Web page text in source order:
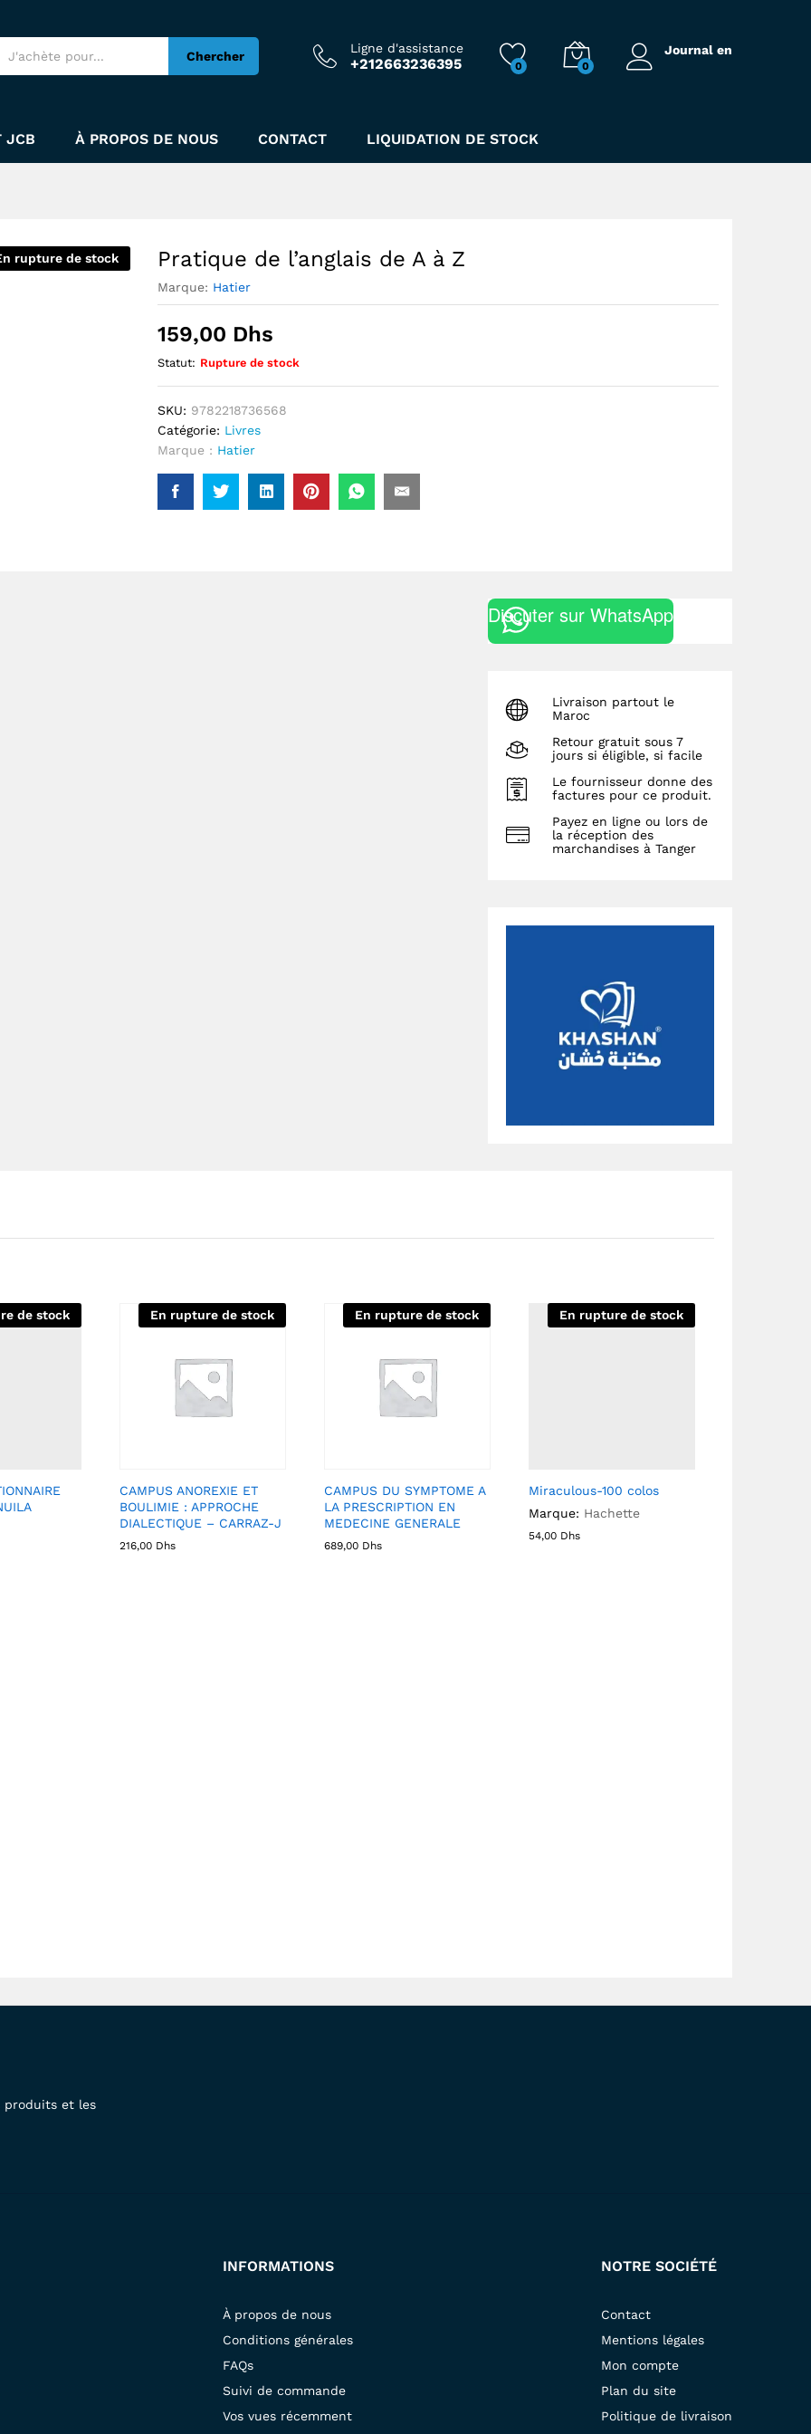
Chercher
Ligne d'assistance
+212663236395 0 0
Journal en
JCB À PROPOS DE NOUS CONTACT LIQUIDATION DE STOCK
rupture de stock Pratique de l’anglais de A à Z
Marque: Hatier
159,00 Dhs
Statut: Rupture de stock
SKU: 9782218736568
Catégorie: Livres
Marque : Hatier
Discuter sur WhatsApp
Livraison partout le
Maroc
Retour gratuit sous 7
jours si éligible, si facile
Le fournisseur donne des
factures pour ce produit.
Payez en ligne ou lors de
la réception des
marchandises à Tanger
de stock En rupture de stock
CAMPUS ANOREXIE ET
BOULIMIE : APPROCHE
DIALECTIQUE – CARRAZ-J
216,00 Dhs
En rupture de stock
CAMPUS DU SYMPTOME A
LA PRESCRIPTION EN
MEDECINE GENERALE
689,00 Dhs
En rupture de stock
Miraculous-100 colos
Marque: Hachette
54,00 Dhs
produits et les
INFORMATIONS
À propos de nous
Conditions générales
FAQs
Suivi de commande
Vos vues récemment
NOTRE SOCIÉTÉ
Contact
Mentions légales
Mon compte
Plan du site
Politique de livraison